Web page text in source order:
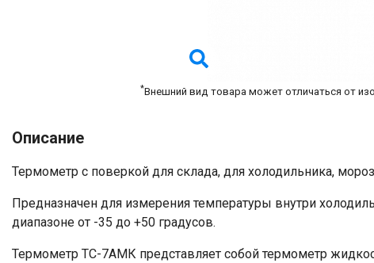
*Внешний вид товара может отличаться от
Описание
Термометр с поверкой для склада, для холодильника,
Предназначен для измерения температуры внутри
диапазоне от -35 до +50 градусов.
Термометр ТС-7АМК представляет собой термометр